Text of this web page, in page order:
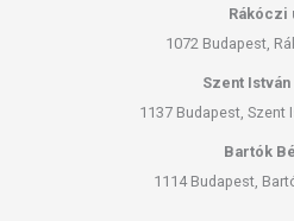
Rákóczi
1072 Budapest,
Szent
1137 Budapest, Szent
Bartók
1114 Budapest,